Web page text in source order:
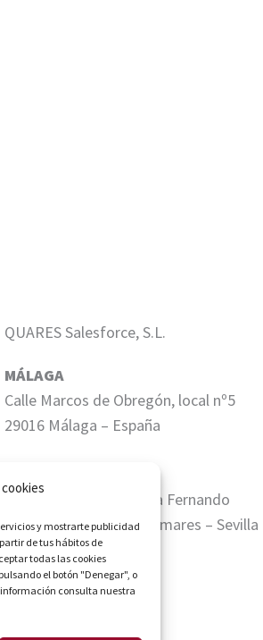
y mostrarte publicidad
de tus hábitos de
todas las cookies
el botón "Denegar", o
información consulta nuestra
QUARES Salesforce, S.L.
MÁLAGA
Calle Marcos de Obregón, local nº5
29016 Málaga – España
Edifico Centris, Glorieta Fernando
Quiñones, 6A. 41940 Tomares – Sevilla